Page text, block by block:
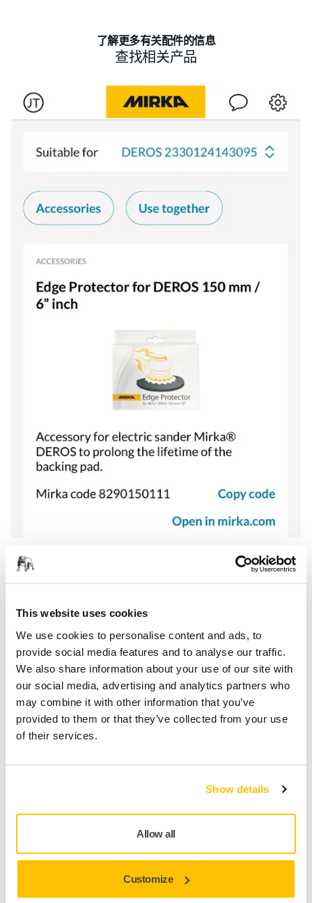
This website uses cookies
We use cookies to personalise content and ads, to
provide social media features and to analyse our traffic.
We also share information about your use of our site with
our social media, advertising and analytics partners who
may combine it with other information that you’ve
provided to them or that they’ve collected from your use
of their services.
Show details
Allow all
Customize
了解更多有关配件的信息
查找相关产品
监控您工具的振动暴露值
工具的振动暴露值